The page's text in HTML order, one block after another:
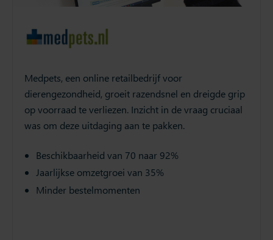
Medpets, een online retailbedrijf voor
dierengezondheid, groeit razendsnel en dreigde grip
op voorraad te verliezen. Inzicht in de vraag cruciaal
was om deze uitdaging aan te pakken.
Beschikbaarheid van 70 naar 92%
Jaarlijkse omzetgroei van 35%
Minder bestelmomenten